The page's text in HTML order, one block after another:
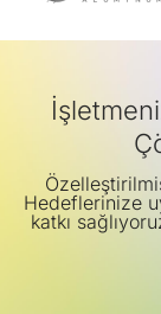
Hedeflerinize
katkı